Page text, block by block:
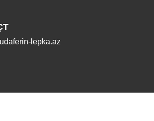
lepka.az